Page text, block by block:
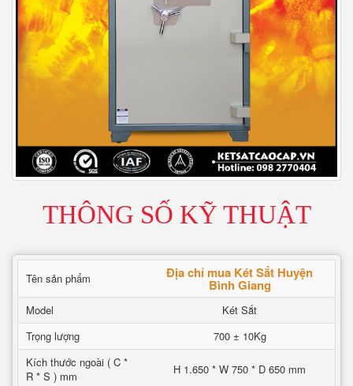
THÔNG SỐ KỸ THUẬT
Tên sản phẩm Địa chỉ mua Két Sắt Huyện
Bình Giang
Model
Két Sắt
Trọng lượng
700 ± 10Kg
Kích thước ngoài ( C *
R * S ) mm
H 1.650 * W 750 * D 650 mm